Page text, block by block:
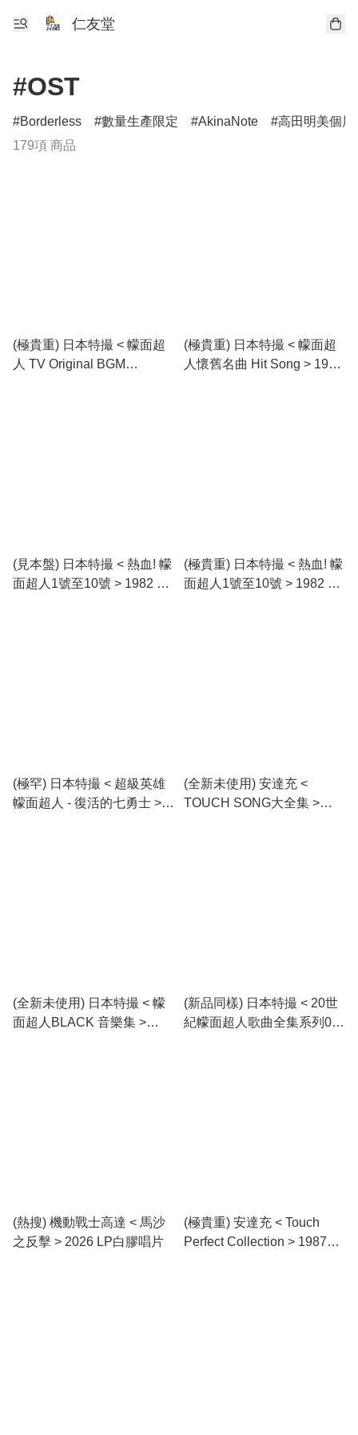
仁友堂
#OST
Borderless 數量生產限定 AkinaNote
高田明美個
179項 商品
(極貴重) 日本特撮 < 幪面超
人 TV Original BGM
(極貴重) 日本特撮 < 幪面超
人懷舊名曲 Hit Song > 1981
(見本盤) 日本特撮 < 熱血! 幪
面超人1號至10號 > 1982 LP
(極貴重) 日本特撮 < 熱血! 幪
面超人1號至10號 > 1982 LP
(極罕) 日本特撮 < 超級英雄
幪面超人 - 復活的七勇士 >
(全新未使用) 安達充 <
TOUCH SONG大全集 >
(全新未使用) 日本特撮 < 幪
面超人BLACK 音樂集 >
(新品同樣) 日本特撮 < 20世
紀幪面超人歌曲全集系列09 :
(熱搜) 機動戰士高達 < 馬沙
之反擊 > 2026 LP白膠唱片
(極貴重) 安達充 < Touch
Perfect Collection > 1987